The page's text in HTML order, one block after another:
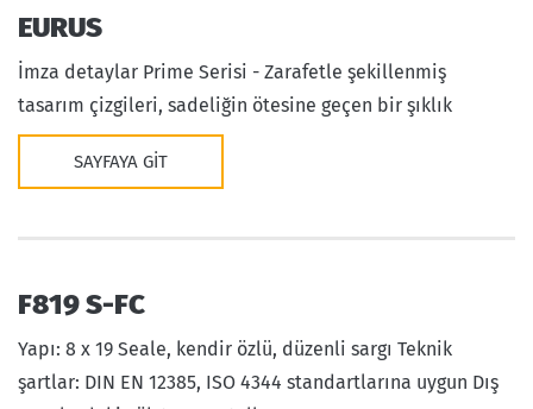
EURUS
İmza detaylar Prime Serisi - Zarafetle şekillenmiş
tasarım çizgileri, sadeliğin ötesine geçen bir şıklık
SAYFAYA GIT
F819 S-FC
Yapı: 8 x 19 Seale, kendir özlü, düzenli sargı Teknik
şartlar: DIN EN 12385, ISO 4344 standartlarına uygun Dış